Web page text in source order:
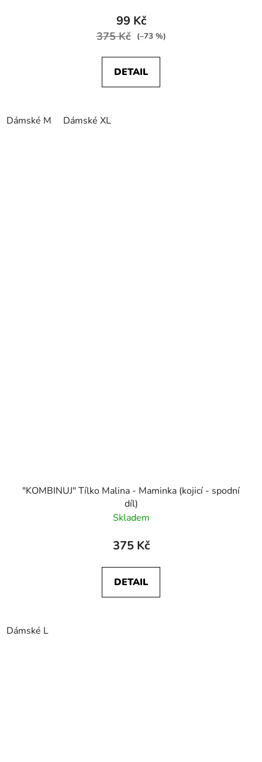
99 Kč
375 Kč (–73 %)
DETAIL
Dámské M Dámské XL
"KOMBINUJ" Tílko Malina - Maminka (kojicí - spodní
díl)
Skladem
375 Kč
DETAIL
Dámské L